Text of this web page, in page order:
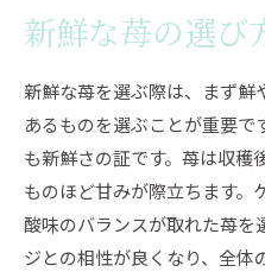
愛知県の苺ケーキ見た
愛知県の職人技が
見た目も楽しめる
苺の色彩が生み出
味も見た目も満足
地元愛知の苺ケー
新鮮な苺の選び
新鮮な苺を選ぶ際は、まず鮮
あるものを選ぶことが重要で
も新鮮さの証です。苺は収穫
ものほど甘みが際立ちます。
酸味のバランスが取れた苺を
ジとの相性が良くなり、全体